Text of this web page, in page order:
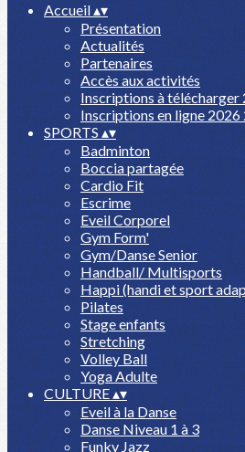
Accueil▴▾
Présentation
Actualités
Partenaires
Accès aux activités
Inscriptions à télécharger
Inscriptions en ligne 2026
SPORTS▴▾
Badminton
Boccia partagée
Cardio Fit
Escrime
Eveil Corporel
Gym Form'
Gym/Danse Senior
Handball/ Multisports
Happi (handi et sport
Pilates
Stage enfants
Stretching
Volley Ball
Yoga Adulte
CULTURE▴▾
Eveil à la Danse
Danse Niveau 1 à 3
Funky Jazz